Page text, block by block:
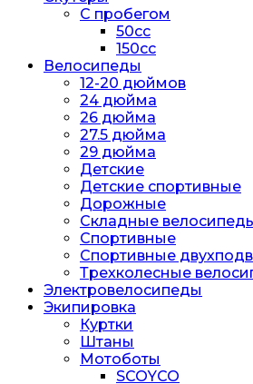
С пробегом
50cc
150cc
Велосипеды
12-20 дюймов
24 дюйма
26 дюйма
27.5 дюйма
29 дюйма
Детские
Детские спортивные
Дорожные
Складные
Спортивные
Спортивные
Трехколесные
Электровелосипеды
Экипировка
Куртки
Штаны
Мотоботы
SCOYCO